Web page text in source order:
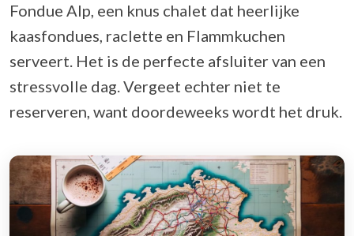
Fondue Alp, een knus chalet dat heerlijke
kaasfondues, raclette en Flammkuchen
serveert. Het is de perfecte afsluiter van een
stressvolle dag. Vergeet echter niet te
reserveren, want doordeweeks wordt het druk.